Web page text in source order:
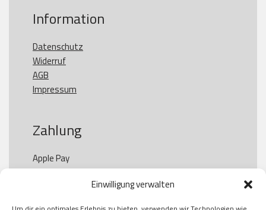
Einwilligung verwalten
Information
Datenschutz
Widerruf
AGB
Impressum
Zahlung
Apple Pay
Paypal